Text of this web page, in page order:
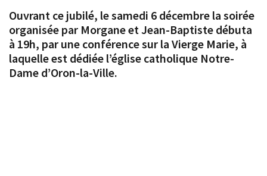
Ouvrant ce jubilé, le samedi 6 décembre la soirée
organisée par Morgane et Jean-Baptiste débuta
à 19h, par une conférence sur la Vierge Marie, à
laquelle est dédiée l’église catholique Notre-
Dame d’Oron-la-Ville.